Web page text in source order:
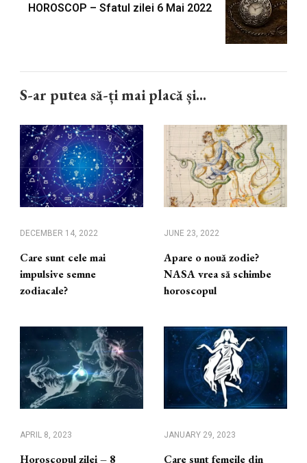
HOROSCOP – Sfatul zilei 6 Mai 2022
S-ar putea să-ți mai placă și...
DECEMBER 14, 2022
Care sunt cele mai
impulsive semne
zodiacale?
JUNE 23, 2022
Apare o nouă zodie?
NASA vrea să schimbe
horoscopul
APRIL 8, 2023
Horoscopul zilei – 8
JANUARY 29, 2023
Care sunt femeile din